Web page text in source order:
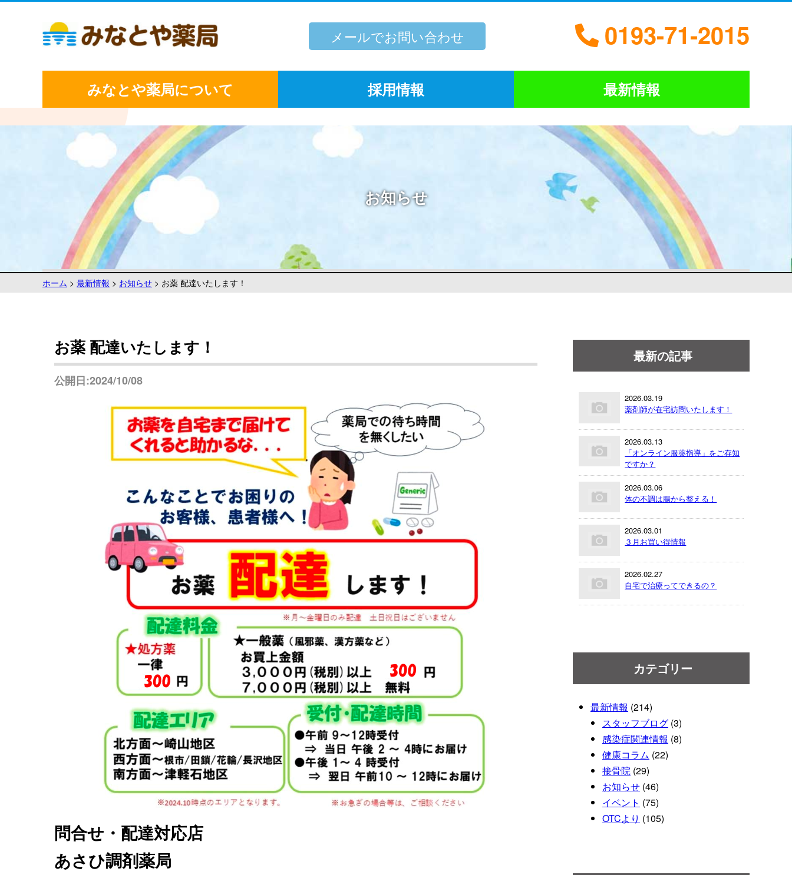
メールでお問い合わせ 0193-71-2015
みなとや薬局について 採用情報 最新情報
お知らせ
ホーム > 最新情報 > お知らせ > お薬 配達いたします！
お薬 配達いたします！
公開日:2024/10/08
問合せ・配達対応店
あさひ調剤薬局
最新の記事
2026.03.19
薬剤師が在宅訪問いたします！
2026.03.13
「オンライン服薬指導」をご存知
ですか？
2026.03.06
体の不調は腸から整える！
2026.03.01
３月お買い得情報
2026.02.27
自宅で治療ってできるの？
カテゴリー
最新情報 (214)
スタッフブログ (3)
感染症関連情報 (8)
健康コラム (22)
接骨院 (29)
お知らせ (46)
イベント (75)
OTCより (105)